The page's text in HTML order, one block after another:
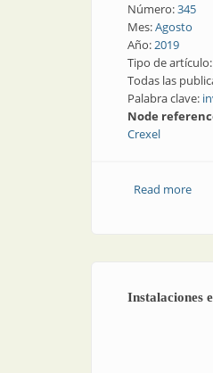
Número:345
Mes:Agosto
Año:2019
Tipo de artículo:
Todas las
Palabra clave:
Node
Crexel
Read more
Instalaciones